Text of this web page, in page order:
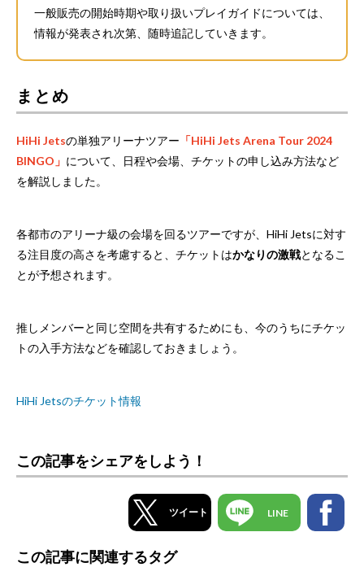
一般販売の開始時期や取り扱いプレイガイドについては、
情報が発表され次第、随時追記していきます。
まとめ
HiHi Jetsの単独アリーナツアー 「HiHi Jets Arena Tour 2024
BINGO」 について、日程や会場、チケットの申し込み方法など
を解説しました。
各都市のアリーナ級の会場を回るツアーですが、HiHi Jetsに対す
る注目度の高さを考慮すると、チケットはかなりの激戦となるこ
とが予想されます。
推しメンバーと同じ空間を共有するためにも、今のうちにチケッ
トの入手方法などを確認しておきましょう。
HiHi Jetsのチケット情報
この記事をシェアをしよう！
ツイート LINE
この記事に関連するタグ